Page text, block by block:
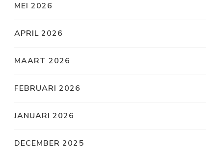
MEI 2026
APRIL 2026
MAART 2026
FEBRUARI 2026
JANUARI 2026
DECEMBER 2025